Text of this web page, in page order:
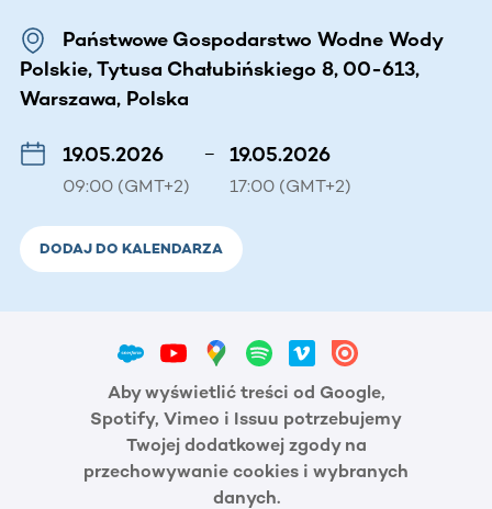
Państwowe Gospodarstwo Wodne Wody
Polskie, Tytusa Chałubińskiego 8, 00-613,
Warszawa, Polska
19.05.2026
09:00 (GMT+2)
– 19.05.2026
17:00 (GMT+2)
DODAJ DO KALENDARZA
Aby wyświetlić treści od Google,
Spotify, Vimeo i Issuu potrzebujemy
Twojej dodatkowej zgody na
przechowywanie cookies i wybranych
danych.